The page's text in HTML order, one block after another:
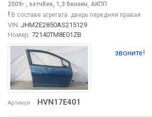
Артикул HVN17E401
2009г., хэтчбек, 1,3 бензин, АКПП
! В составе агрегата: дверь передняя правая
VIN: JHMZE2850AS215129
Номер: 72140TM8E01ZB
звоните!